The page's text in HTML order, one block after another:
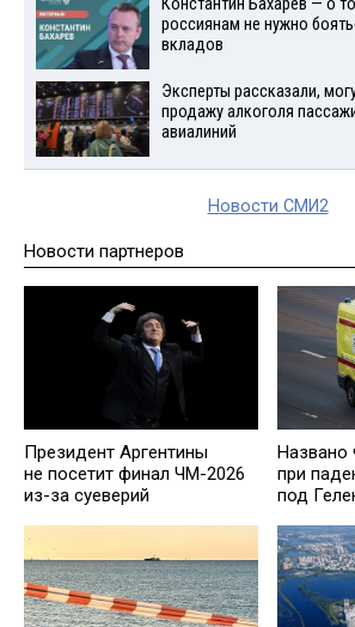
Константин Бахарев — о
россиянам не нужно
вкладов
Эксперты рассказали,
продажу алкоголя
авиалиний
Новости СМИ2
Новости партнеров
Президент Аргентины
не посетит финал ЧМ-2026
из-за суеверий
Названо
при
под